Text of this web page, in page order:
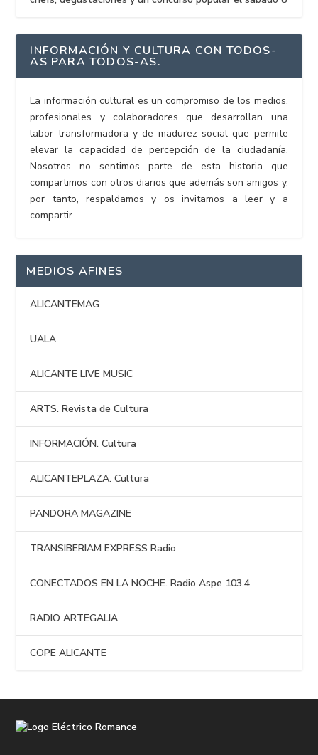
INFORMACIÓN Y CULTURA CON TODOS-
AS PARA TODOS-AS.
La información cultural es un compromiso de los medios,
profesionales y colaboradores que desarrollan una
labor transformadora y de madurez social que permite
elevar la capacidad de percepción de la ciudadanía.
Nosotros no sentimos parte de esta historia que
compartimos con otros diarios que además son amigos y,
por tanto, respaldamos y os invitamos a leer y a
compartir.
MEDIOS AFINES
ALICANTEMAG
UALA
ALICANTE LIVE MUSIC
ARTS. Revista de Cultura
INFORMACIÓN. Cultura
ALICANTEPLAZA. Cultura
PANDORA MAGAZINE
TRANSIBERIAM EXPRESS Radio
CONECTADOS EN LA NOCHE. Radio Aspe 103.4
RADIO ARTEGALIA
COPE ALICANTE